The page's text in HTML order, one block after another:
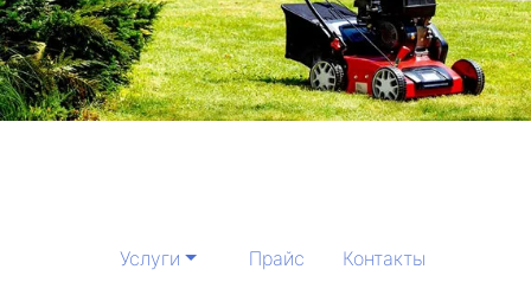
Услуги Прайс
Контакты